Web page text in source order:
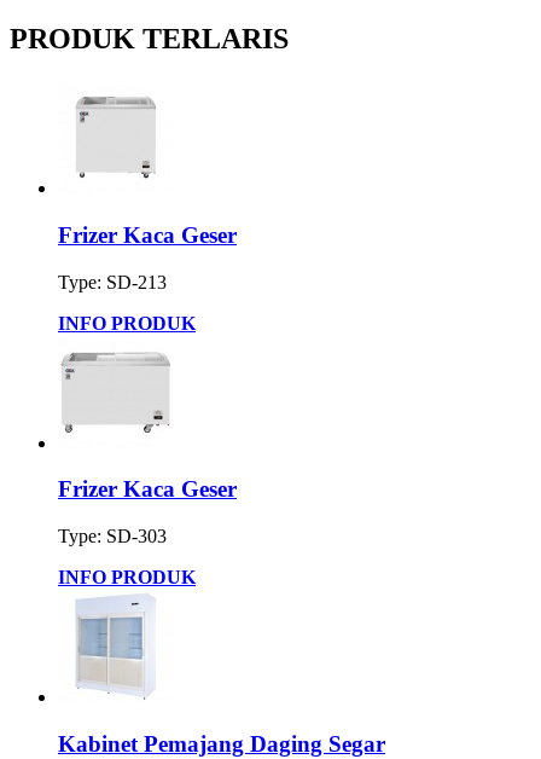
PRODUK TERLARIS
Frizer Kaca Geser
Type: SD-213
INFO PRODUK
Frizer Kaca Geser
Type: SD-303
INFO PRODUK
Kabinet Pemajang Daging Segar